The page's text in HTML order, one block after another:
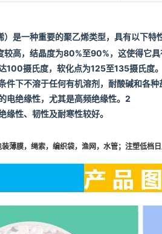
）是一种重要的聚乙烯类型，具有以下特性
较高，结晶度为80%至90%，这使得它具
100摄氏度，软化点为125至135摄氏度。
件下不溶于任何有机溶剂，耐酸碱和各种
电绝缘性，尤其是高频绝缘性。 2
缘性、韧性及耐寒性较好。
装薄膜，绳索，编织袋，渔网，水管；注塑低档